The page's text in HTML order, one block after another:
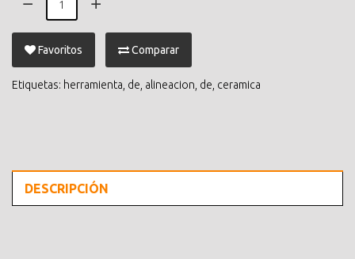
Favoritos Comparar
Etiquetas: herramienta de alineacion de ceramica
DESCRIPCIÓN